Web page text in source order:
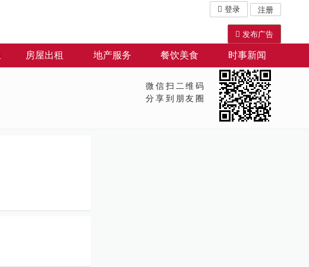
登录 注册
发布广告
房屋出租 地产服务 餐饮美食 时事新闻
微信扫二维码
分享到朋友圈